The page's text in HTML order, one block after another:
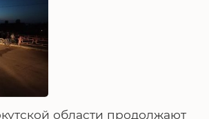
области продолжают